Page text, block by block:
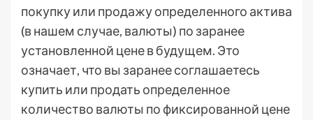
покупку или продажу определенного актива
(в нашем случае, валюты) по заранее
установленной цене в будущем. Это
означает, что вы заранее соглашаетесь
купить или продать определенное
количество валюты по фиксированной цене